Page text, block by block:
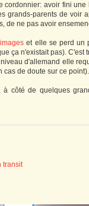
cordonnier: avoir fini
grands-parents de voir
de ne pas avoir
et elle se perd un
ça n'existait pas). C'est
d'allemand elle
cas de doute sur ce point).
côté de quelques
transit